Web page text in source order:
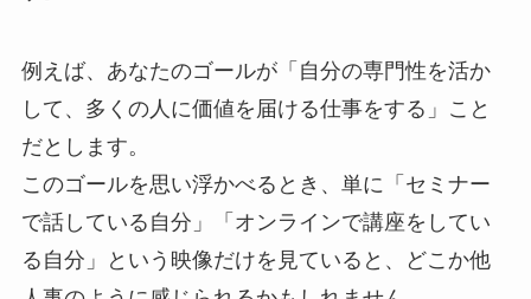
例えば、あなたのゴールが「自分の専門性を活か
して、多くの人に価値を届ける仕事をする」こと
だとします。
このゴールを思い浮かべるとき、単に「セミナー
で話している自分」「オンラインで講座をしてい
る自分」という映像だけを見ていると、どこか他